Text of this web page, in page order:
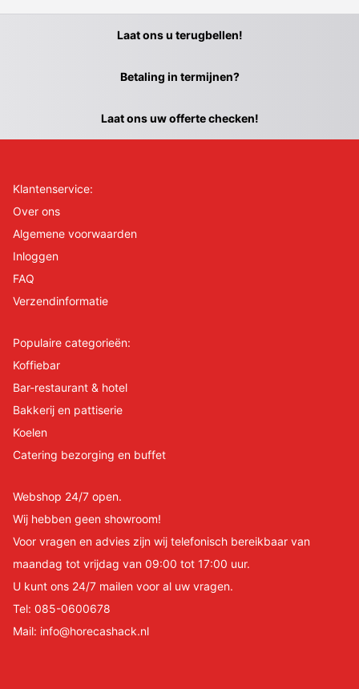
Laat ons u terugbellen!
Betaling in termijnen?
Laat ons uw offerte checken!
Klantenservice:
Over ons
Algemene voorwaarden
Inloggen
FAQ
Verzendinformatie
Populaire categorieën:
Koffiebar
Bar-restaurant & hotel
Bakkerij en pattiserie
Koelen
Catering bezorging en buffet
Webshop 24/7 open.
Wij hebben geen showroom!
Voor vragen en advies zijn wij telefonisch bereikbaar van
maandag tot vrijdag van 09:00 tot 17:00 uur.
U kunt ons 24/7 mailen voor al uw vragen.
Tel: 085-0600678
Mail: info@horecashack.nl